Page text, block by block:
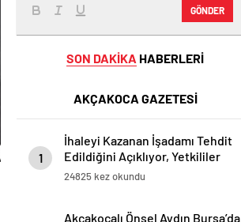
GÖNDER
SON DAKİKA HABERLERİ
AKÇAKOCA GAZETESİ
1
İhaleyi Kazanan İşadamı Tehdit
Edildiğini Açıklıyor, Yetkililer
Suskun!
24825 kez okundu
Akçakocalı Önsel Aydın Bursa’da